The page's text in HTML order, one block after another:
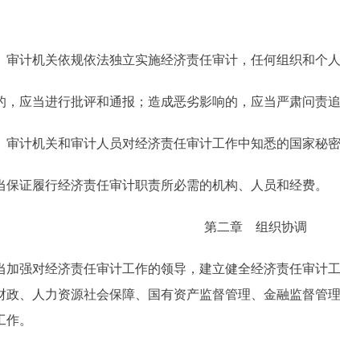
机关依规依法独立实施经济责任审计，任何组织和个人
当进行批评和通报；造成恶劣影响的，应当严肃问责追
机关和审计人员对经济责任审计工作中知悉的国家秘密
履行经济责任审计职责所必需的机构、人员和经费。
第二章 组织协调
对经济责任审计工作的领导，建立健全经济责任审计工
、人力资源社会保障、国有资产监督管理、金融监督管
。